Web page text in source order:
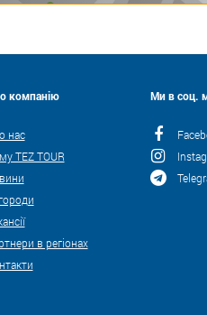
компанію
нас
TEZ TOUR
в регіонах
Ми в соц.